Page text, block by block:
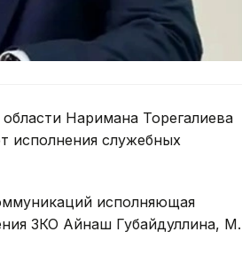
Наримана Торегалиева
исполнения служебных
исполняющая
ЗКО Айнаш Губайдуллина, М.